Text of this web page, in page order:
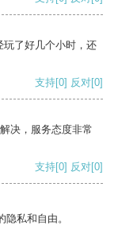
玩了好几个小时，还
支持[0] 反对[0]
决，服务态度非常
支持[0] 反对[0]
私和自由。